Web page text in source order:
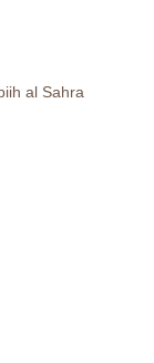
al Sahra